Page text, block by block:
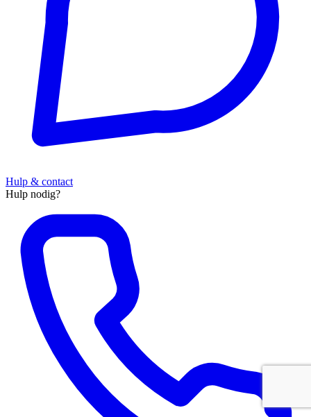
Hulp & contact
Hulp nodig?